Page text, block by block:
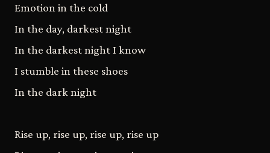
Emotion in the cold
In the day, darkest night
In the darkest night I know
I stumble in these shoes
In the dark night
Rise up, rise up, rise up, rise up